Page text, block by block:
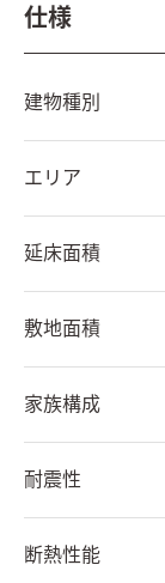
仕様
建物種別
エリア
延床面積
敷地面積
家族構成
耐震性
断熱性能